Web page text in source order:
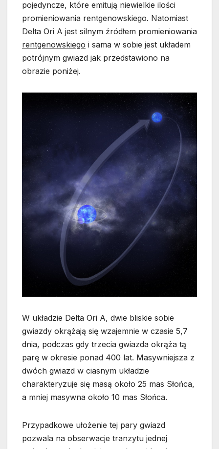
pojedyncze, które emitują niewielkie ilości
promieniowania rentgenowskiego. Natomiast
Delta Ori A jest silnym źródłem promieniowania
rentgenowskiego i sama w sobie jest układem
potrójnym gwiazd jak przedstawiono na
obrazie poniżej.
W układzie Delta Ori A, dwie bliskie sobie
gwiazdy okrążają się wzajemnie w czasie 5,7
dnia, podczas gdy trzecia gwiazda okrąża tą
parę w okresie ponad 400 lat. Masywniejsza z
dwóch gwiazd w ciasnym układzie
charakteryzuje się masą około 25 mas Słońca,
a mniej masywna około 10 mas Słońca.
Przypadkowe ułożenie tej pary gwiazd
pozwala na obserwacje tranzytu jednej